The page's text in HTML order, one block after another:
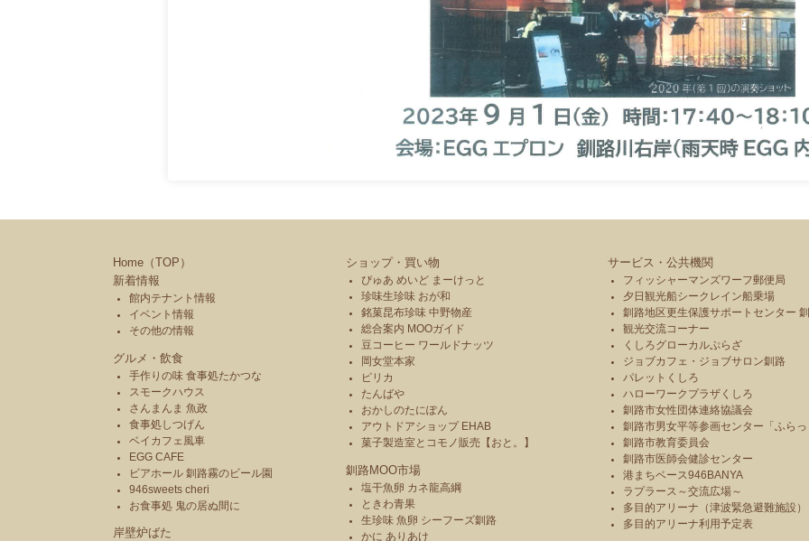
Home（TOP）
新着情報
館内テナント情報
イベント情報
その他の情報
グルメ・飲食
手作りの味 食事処たかつな
スモークハウス
さんまんま 魚政
食事処しつげん
ベイカフェ風車
EGG CAFE
ビアホール 釧路霧のビール園
946sweets cheri
お食事処 鬼の居ぬ間に
岸壁炉ばた
ショップ・買い物
ぴゅあ めいど まーけっと
珍味生珍味 おが和
銘菓昆布珍味 中野物産
総合案内 MOOガイド
豆コーヒー ワールドナッツ
岡女堂本家
ピリカ
たんばや
おかしのたにぽん
アウトドアショップ EHAB
菓子製造室とコモノ販売【おと。】
釧路MOO市場
塩干魚卵 カネ龍高綱
ときわ青果
生珍味 魚卵 シーフーズ釧路
かに ありあけ
サービス・公共機関
フィッシャーマンズワーフ郵便局
夕日観光船シークレイン船乗場
釧路地区更生保護サポートセンター
観光交流コーナー
くしろグローカルぷらざ
ジョブカフェ・ジョブサロン釧路
パレットくしろ
ハローワークプラザくしろ
釧路市女性団体連絡協議会
釧路市男女平等参画センター「ふら
釧路市教育委員会
釧路市医師会健診センター
港まちベース946BANYA
ラプラース～交流広場～
多目的アリーナ（津波緊急避難施設）
多目的アリーナ利用予定表